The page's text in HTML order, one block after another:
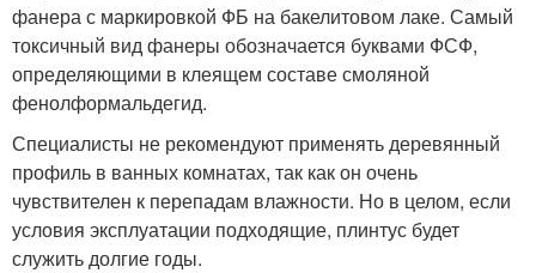
фанера с маркировкой ФБ на бакелитовом лаке. Самый
токсичный вид фанеры обозначается буквами ФСФ,
определяющими в клеящем составе смоляной
фенолформальдегид.
Специалисты не рекомендуют применять деревянный
профиль в ванных комнатах, так как он очень
чувствителен к перепадам влажности. Но в целом, если
условия эксплуатации подходящие, плинтус будет
служить долгие годы.